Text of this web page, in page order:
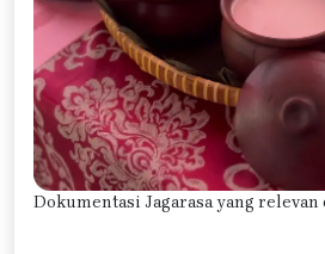
Dokumentasi Jagarasa yang